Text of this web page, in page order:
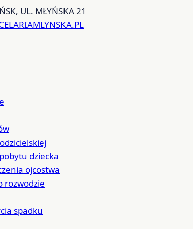
UL. MŁYŃSKA 21
dziecka
ojcostwa
rozwodzie
spadku